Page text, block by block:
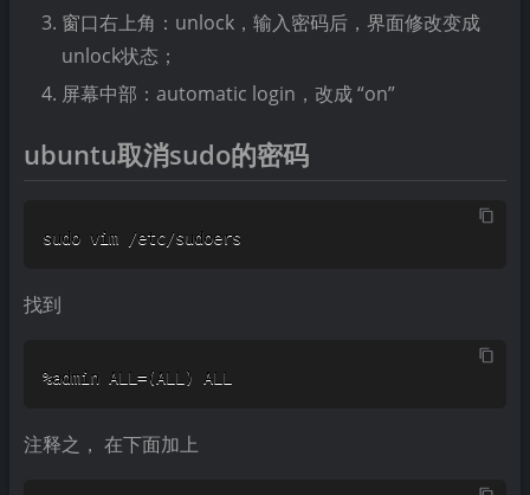
窗口右上角：unlock，输入密码后，界面修改变成
unlock状态；
屏幕中部：automatic login，改成 “on”
ubuntu取消sudo的密码
sudo vim /etc/sudoers
找到
%admin ALL=(ALL) ALL
注释之， 在下面加上